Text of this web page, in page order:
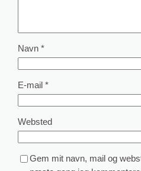
Navn*
E-mail*
Websted
Gem mit navn, mail og